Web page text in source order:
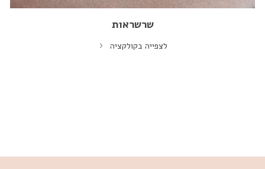
שרשראות
לצפייה בקולקציה